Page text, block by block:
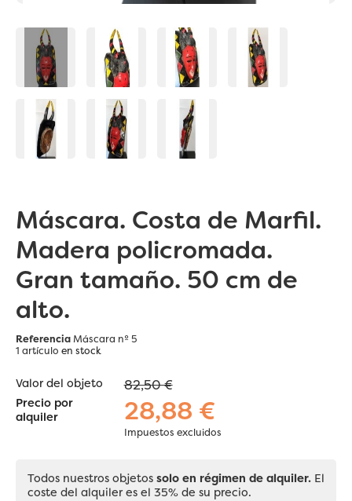
Máscara. Costa de Marfil.
Madera policromada.
Gran tamaño. 50 cm de
alto.
ReferenciaMáscara nº 5
1 artículo en stock
Valor del objeto 82,50 €
Precio por
alquiler
28,88 €
Impuestos excluidos
Todos nuestros objetos solo en régimen de alquiler. El
coste del alquiler es el 35% de su precio.